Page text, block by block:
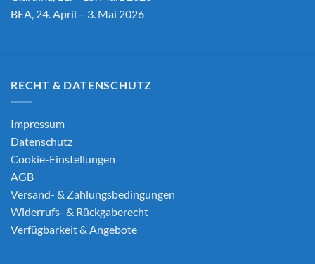
BEA, 24. April – 3. Mai 2026
RECHT & DATENSCHUTZ
Impressum
Datenschutz
Cookie-Einstellungen
AGB
Versand- & Zahlungsbedingungen
Widerrufs- & Rückgaberecht
Verfügbarkeit & Angebote